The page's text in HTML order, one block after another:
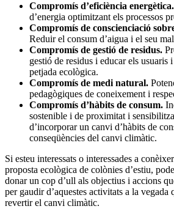
Compromís d’eficiència energètica.
d’energia optimitzant els processos
Compromís de conscienciació
Reduir el consum d’aigua i el seu
Compromís de gestió de residus.
gestió de residus i educar els usuaris
petjada ecològica.
Compromís de medi natural.
pedagògiques de coneixement i
Compromís d’hàbits de consum.
sostenible i de proximitat i
d’incorporar un canvi d’hàbits de
conseqüències del canvi climàtic.
Si esteu interessats o interessades a
proposta ecològica de colònies d’estiu,
donar un cop d’ull als objectius i accions
per gaudir d’aquestes activitats a la vegada
revertir el canvi climàtic.